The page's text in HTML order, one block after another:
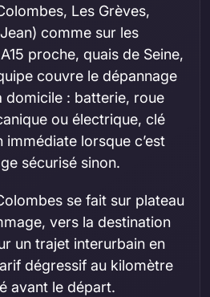
Les Grèves,
comme sur les
proche, quais de Seine,
couvre le dépannage
domicile : batterie, roue
ou électrique, clé
immédiate lorsque c’est
sécurisé sinon.
se fait sur plateau
vers la destination
un trajet interurbain en
dégressif au kilomètre
avant le départ.